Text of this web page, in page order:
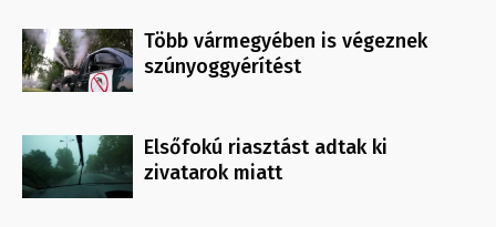
Több vármegyében is végeznek
szúnyoggyérítést
Elsőfokú riasztást adtak ki
zivatarok miatt